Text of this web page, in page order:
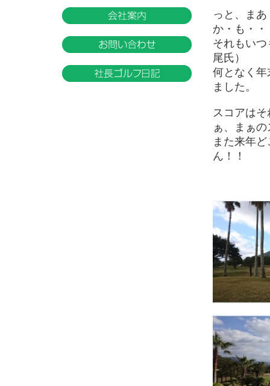
っと、ま
か・も・
それもい
尾氏）
何となく
ました。
スコアは
ぁ、まぁ
また来年
ん！！